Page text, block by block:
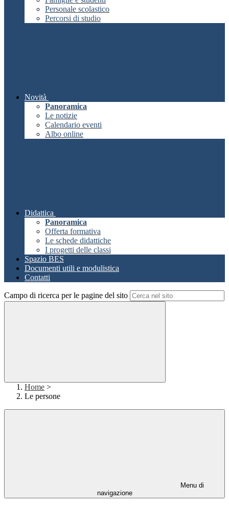
Personale scolastico
Percorsi di studio
Novità
Panoramica
Le notizie
Calendario eventi
Albo online
Didattica
Panoramica
Offerta formativa
Le schede didattiche
I progetti delle classi
Spazio BES
Documenti utili e modulistica
Contatti
Campo di ricerca per le pagine del sito
Home >
Le persone
Menu di
navigazione